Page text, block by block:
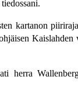
kartanon
Kaislahden
herra